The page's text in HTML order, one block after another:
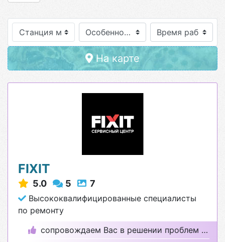
Станция метро Особенности
На карте
FIXIT
5.0 5 7
Высококвалифицированные специалисты
по ремонту
сопровождаем Вас в решении проблем с техникой.